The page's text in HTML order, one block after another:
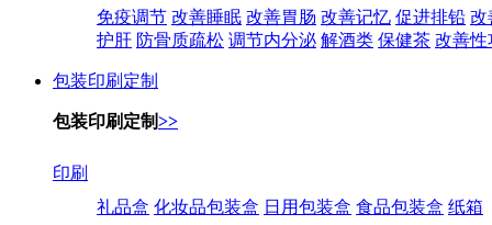
免疫调节 改善睡眠 改善胃肠 改善记忆 促进排铅 改
护肝 防骨质疏松 调节内分泌 解酒类 保健茶 改善性
包装印刷定制
包装印刷定制>>
印刷
礼品盒 化妆品包装盒 日用包装盒 食品包装盒 纸箱